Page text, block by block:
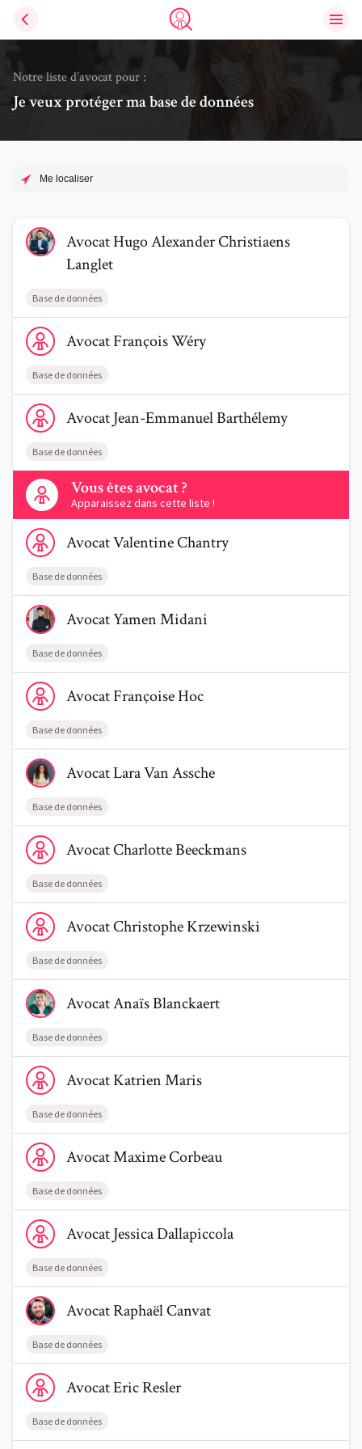
Trouve un avocat
Notre liste d’avocat pour :
Je veux protéger ma base de données
Me localiser
Voir le profil de AvocatHugo Alexander Christiaens Langlet
AvocatHugo AlexanderChristiaens
Langlet
Base de données
Voir le profil de AvocatFrançois Wéry
AvocatFrançoisWéry
Base de données
Voir le profil de AvocatJean-Emmanuel Barthélemy
AvocatJean-EmmanuelBarthélemy
Base de données
Vous êtes avocat ?
Apparaissez dans cette liste !
Contactez-nous
Voir le profil de AvocatValentine Chantry
AvocatValentineChantry
Base de données
Voir le profil de AvocatYamen Midani
AvocatYamenMidani
Base de données
Voir le profil de AvocatFrançoise Hoc
AvocatFrançoiseHoc
Base de données
Voir le profil de AvocatLara Van Assche
AvocatLaraVan Assche
Base de données
Voir le profil de AvocatCharlotte Beeckmans
AvocatCharlotteBeeckmans
Base de données
Voir le profil de AvocatChristophe Krzewinski
AvocatChristopheKrzewinski
Base de données
Voir le profil de AvocatAnaïs Blanckaert
AvocatAnaïsBlanckaert
Base de données
Voir le profil de AvocatKatrien Maris
AvocatKatrienMaris
Base de données
Voir le profil de AvocatMaxime Corbeau
AvocatMaximeCorbeau
Base de données
Voir le profil de AvocatJessica Dallapiccola
AvocatJessicaDallapiccola
Base de données
Voir le profil de AvocatRaphaël Canvat
AvocatRaphaëlCanvat
Base de données
Voir le profil de AvocatEric Resler
AvocatEricResler
Base de données